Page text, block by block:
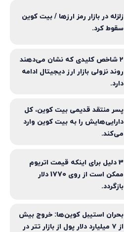
زلزله در بازار رمز ارزها / بیت کوین
سقوط کرد.
۲ شاخص کلیدی که نشان می‌دهند
روند نزولی بازار ارز دیجیتال ادامه
دارد.
پسر منتقد قدیمی بیت کوین، کل
دارایی‌هایش را به بیت کوین وارد
می‌کند.
3 دلیل برای اینکه قیمت اتریوم
ممکن است از روی 1770 دلار
بازگردد.
بحران استیبل کوین‌ها: خروج بیش
از ۷ میلیارد دلار پول از بازار تتر در